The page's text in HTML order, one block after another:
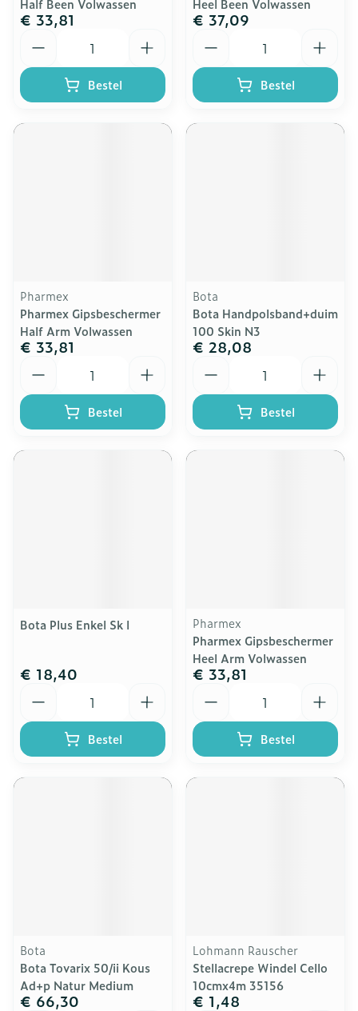
Half Been Volwassen
€ 33,81
Bestel
Heel Been Volwassen
€ 37,09
Bestel
Pharmex
Pharmex Gipsbeschermer
Half Arm Volwassen
€ 33,81
Bestel
Bota
Bota Handpolsband+duim
100 Skin N3
€ 28,08
Bestel
Bota Plus Enkel Sk l
€ 18,40
Bestel
Pharmex
Pharmex Gipsbeschermer
Heel Arm Volwassen
€ 33,81
Bestel
Bota
Bota Tovarix 50/ii Kous
Ad+p Natur Medium
€ 66,30
Lohmann Rauscher
Stellacrepe Windel Cello
10cmx4m 35156
€ 1,48